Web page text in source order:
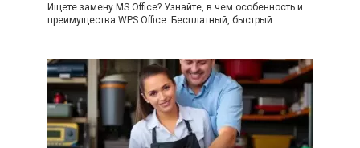
Ищете замену MS Office? Узнайте, в чем особенность и
преимущества WPS Office. Бесплатный, быстрый